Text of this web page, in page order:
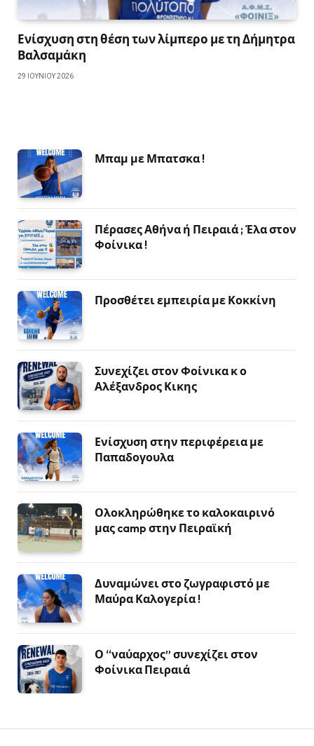
Ενίσχυση στη θέση των λίμπερο με τη Δήμητρα
Βαλσαμάκη
29 ΙΟΥΝΊΟΥ 2026
Μπαμ με Μπατσκα !
Πέρασες Αθήνα ή Πειραιά ; Έλα στον
Φοίνικα !
Προσθέτει εμπειρία με Κοκκίνη
Συνεχίζει στον Φοίνικα κ ο
Αλέξανδρος Κικης
Ενίσχυση στην περιφέρεια με
Παπαδογουλα
Ολοκληρώθηκε το καλοκαιρινό
μας camp στην Πειραϊκή
Δυναμώνει στο ζωγραφιστό με
Μαύρα Καλογερία !
Ο “ναύαρχος” συνεχίζει στον
Φοίνικα Πειραιά